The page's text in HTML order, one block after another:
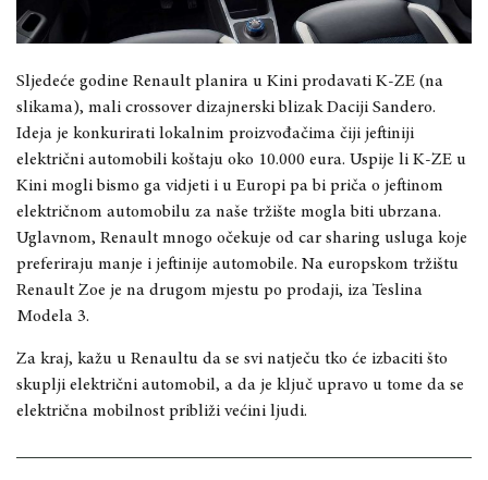
Sljedeće godine Renault planira u Kini prodavati K-ZE (na
slikama), mali crossover dizajnerski blizak Daciji Sandero.
Ideja je konkurirati lokalnim proizvođačima čiji jeftiniji
električni automobili koštaju oko 10.000 eura. Uspije li K-ZE u
Kini mogli bismo ga vidjeti i u Europi pa bi priča o jeftinom
električnom automobilu za naše tržište mogla biti ubrzana.
Uglavnom, Renault mnogo očekuje od car sharing usluga koje
preferiraju manje i jeftinije automobile. Na europskom tržištu
Renault Zoe je na drugom mjestu po prodaji, iza Teslina
Modela 3.
Za kraj, kažu u Renaultu da se svi natječu tko će izbaciti što
skuplji električni automobil, a da je ključ upravo u tome da se
električna mobilnost približi većini ljudi.